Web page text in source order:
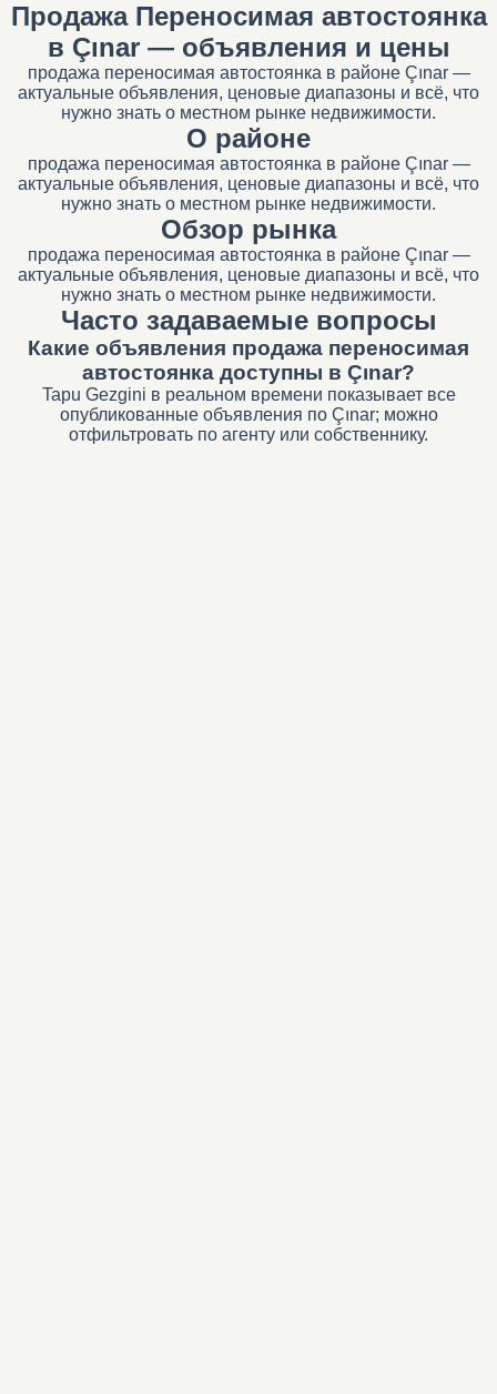
Продажа Переносимая автостоянка
в Çınar — объявления и цены
продажа переносимая автостоянка в районе Çınar —
актуальные объявления, ценовые диапазоны и всё, что
нужно знать о местном рынке недвижимости.
О районе
продажа переносимая автостоянка в районе Çınar —
актуальные объявления, ценовые диапазоны и всё, что
нужно знать о местном рынке недвижимости.
Обзор рынка
продажа переносимая автостоянка в районе Çınar —
актуальные объявления, ценовые диапазоны и всё, что
нужно знать о местном рынке недвижимости.
Часто задаваемые вопросы
Какие объявления продажа переносимая
автостоянка доступны в Çınar?
Tapu Gezgini в реальном времени показывает все
опубликованные объявления по Çınar; можно
отфильтровать по агенту или собственнику.